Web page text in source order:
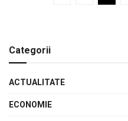
Categorii
ACTUALITATE
ECONOMIE